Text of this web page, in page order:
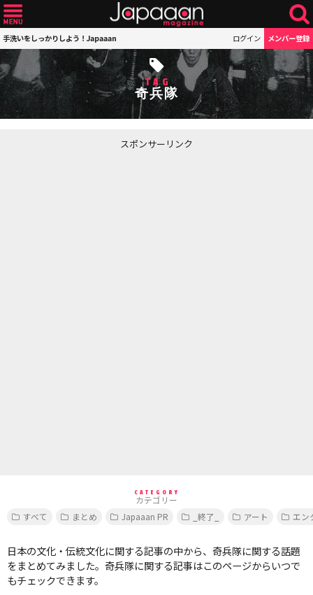
手洗いをしっかりしよう！Japaaan ログイン メンバー登録
TAG
奇兵隊
スポンサーリンク
CATEGORY
カテゴリー
すべて
まとめ Japaaan PR _終了_ アート エン
日本の文化・伝統文化に関する記事の中から、奇兵隊に関する話題
をまとめてみました。奇兵隊に関する記事はこのページからいつで
もチェックできます。